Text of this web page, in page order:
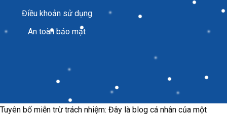
Điều khoản sử dụng
An toàn bảo mật
Tuyên bố miễn trừ trách nhiệm: Đây là blog cá nhân của một